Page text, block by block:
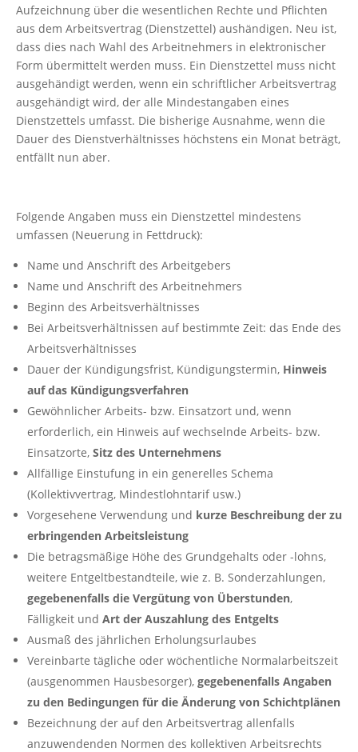
Aufzeichnung über die wesentlichen Rechte und Pflichten
aus dem Arbeitsvertrag (Dienstzettel) aushändigen. Neu ist,
dass dies nach Wahl des Arbeitnehmers in elektronischer
Form übermittelt werden muss. Ein Dienstzettel muss nicht
ausgehändigt werden, wenn ein schriftlicher Arbeitsvertrag
ausgehändigt wird, der alle Mindestangaben eines
Dienstzettels umfasst. Die bisherige Ausnahme, wenn die
Dauer des Dienstverhältnisses höchstens ein Monat beträgt,
entfällt nun aber.
Folgende Angaben muss ein Dienstzettel mindestens
umfassen (Neuerung in Fettdruck):
Name und Anschrift des Arbeitgebers
Name und Anschrift des Arbeitnehmers
Beginn des Arbeitsverhältnisses
Bei Arbeitsverhältnissen auf bestimmte Zeit: das Ende des
Arbeitsverhältnisses
Dauer der Kündigungsfrist, Kündigungstermin, Hinweis
auf das Kündigungsverfahren
Gewöhnlicher Arbeits- bzw. Einsatzort und, wenn
erforderlich, ein Hinweis auf wechselnde Arbeits- bzw.
Einsatzorte, Sitz des Unternehmens
Allfällige Einstufung in ein generelles Schema
(Kollektivvertrag, Mindestlohntarif usw.)
Vorgesehene Verwendung und kurze Beschreibung der zu
erbringenden Arbeitsleistung
Die betragsmäßige Höhe des Grundgehalts oder -lohns,
weitere Entgeltbestandteile, wie z. B. Sonderzahlungen,
gegebenenfalls die Vergütung von Überstunden,
Fälligkeit und Art der Auszahlung des Entgelts
Ausmaß des jährlichen Erholungsurlaubes
Vereinbarte tägliche oder wöchentliche Normalarbeitszeit
(ausgenommen Hausbesorger), gegebenenfalls Angaben
zu den Bedingungen für die Änderung von Schichtplänen
Bezeichnung der auf den Arbeitsvertrag allenfalls
anzuwendenden Normen des kollektiven Arbeitsrechts